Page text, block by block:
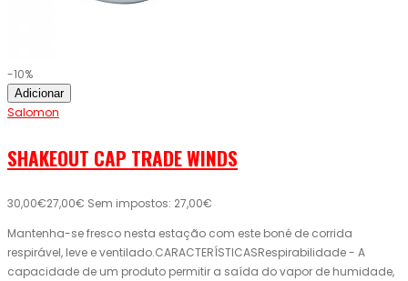
-10%
Adicionar
Salomon
SHAKEOUT CAP TRADE WINDS
30,00€27,00€ Sem impostos: 27,00€
Mantenha-se fresco nesta estação com este boné de corrida
respirável, leve e ventilado.CARACTERÍSTICASRespirabilidade - A
capacidade de um produto permitir a saída do vapor de humidade,